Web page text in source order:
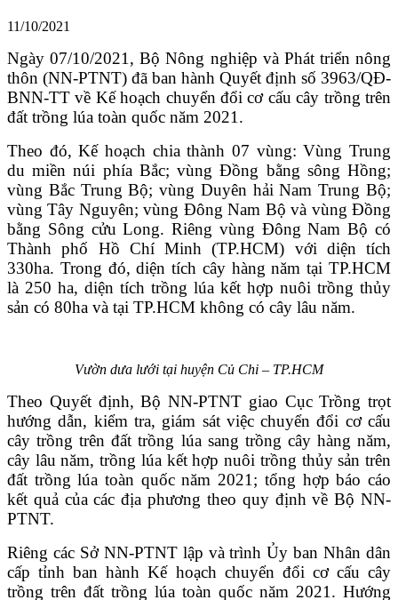
11/10/2021
Ngày 07/10/2021, Bộ Nông nghiệp và Phát triển nông
thôn (NN-PTNT) đã ban hành Quyết định số 3963/QĐ-
BNN-TT về Kế hoạch chuyển đổi cơ cấu cây trồng trên
đất trồng lúa toàn quốc năm 2021.
Theo đó, Kế hoạch chia thành 07 vùng: Vùng Trung
du miền núi phía Bắc; vùng Đồng bằng sông Hồng;
vùng Bắc Trung Bộ; vùng Duyên hải Nam Trung Bộ;
vùng Tây Nguyên; vùng Đông Nam Bộ và vùng Đồng
bằng Sông cửu Long. Riêng vùng Đông Nam Bộ có
Thành phố Hồ Chí Minh (TP.HCM) với diện tích
330ha. Trong đó, diện tích cây hàng năm tại TP.HCM
là 250 ha, diện tích trồng lúa kết hợp nuôi trồng thủy
sản có 80ha và tại TP.HCM không có cây lâu năm.
Vườn dưa lưới tại huyện Củ Chi – TP.HCM
Theo Quyết định, Bộ NN-PTNT giao Cục Trồng trọt
hướng dẫn, kiểm tra, giám sát việc chuyển đổi cơ cấu
cây trồng trên đất trồng lúa sang trồng cây hàng năm,
cây lâu năm, trồng lúa kết hợp nuôi trồng thủy sản trên
đất trồng lúa toàn quốc năm 2021; tổng hợp báo cáo
kết quả của các địa phương theo quy định về Bộ NN-
PTNT.
Riêng các Sở NN-PTNT lập và trình Ủy ban Nhân dân
cấp tỉnh ban hành Kế hoạch chuyển đổi cơ cấu cây
trồng trên đất trồng lúa toàn quốc năm 2021. Hướng